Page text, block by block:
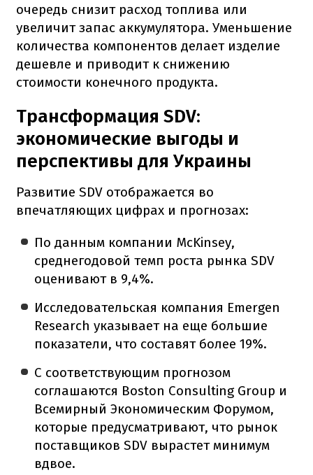
очередь снизит расход топлива или
увеличит запас аккумулятора. Уменьшение
количества компонентов делает изделие
дешевле и приводит к снижению
стоимости конечного продукта.
Трансформация SDV:
экономические выгоды и
перспективы для Украины
Развитие SDV отображается во
впечатляющих цифрах и прогнозах:
По данным компании McKinsey,
среднегодовой темп роста рынка SDV
оценивают в 9,4%.
Исследовательская компания Emergen
Research указывает на еще большие
показатели, что составят более 19%.
С соответствующим прогнозом
соглашаются Boston Consulting Group и
Всемирный Экономическим Форумом,
которые предусматривают, что рынок
поставщиков SDV вырастет минимум
вдвое.